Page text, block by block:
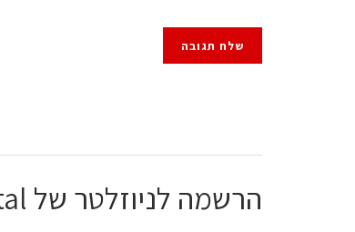
הרשמה לניוזלטר של ChiPortal